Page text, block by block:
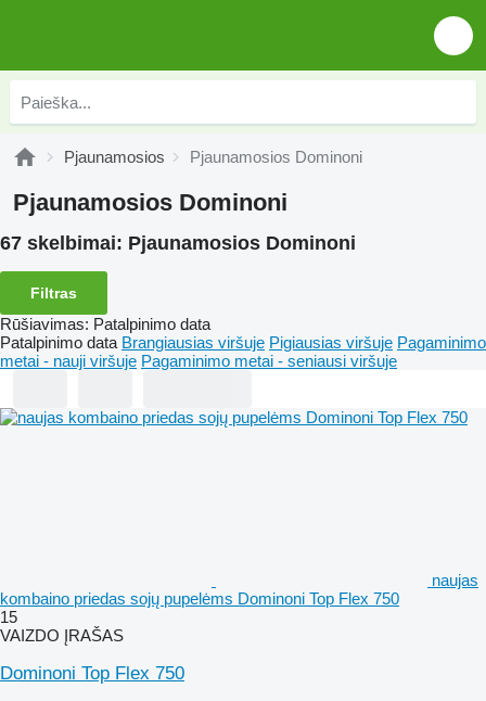
Pjaunamosios Pjaunamosios Dominoni
Pjaunamosios Dominoni
67 skelbimai: Pjaunamosios Dominoni
Filtras
Rūšiavimas: Patalpinimo data
Patalpinimo data Brangiausias viršuje Pigiausias viršuje Pagaminimo
metai - nauji viršuje Pagaminimo metai - seniausi viršuje
naujas
kombaino priedas sojų pupelėms Dominoni Top Flex 750
15
VAIZDO ĮRAŠAS
Dominoni Top Flex 750